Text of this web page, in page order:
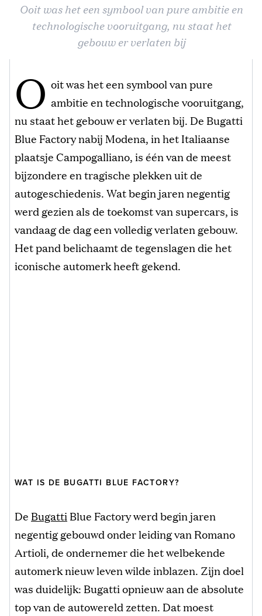
Ooit was het een symbool van pure ambitie en
technologische vooruitgang, nu staat het
gebouw er verlaten bij
O oit was het een symbool van pure
ambitie en technologische vooruitgang,
nu staat het gebouw er verlaten bij. De Bugatti
Blue Factory nabij Modena, in het Italiaanse
plaatsje Campogalliano, is één van de meest
bijzondere en tragische plekken uit de
autogeschiedenis. Wat begin jaren negentig
werd gezien als de toekomst van supercars, is
vandaag de dag een volledig verlaten gebouw.
Het pand belichaamt de tegenslagen die het
iconische automerk heeft gekend.
WAT IS DE BUGATTI BLUE FACTORY?
De Bugatti Blue Factory werd begin jaren
negentig gebouwd onder leiding van Romano
Artioli, de ondernemer die het welbekende
automerk nieuw leven wilde inblazen. Zijn doel
was duidelijk: Bugatti opnieuw aan de absolute
top van de autowereld zetten. Dat moest